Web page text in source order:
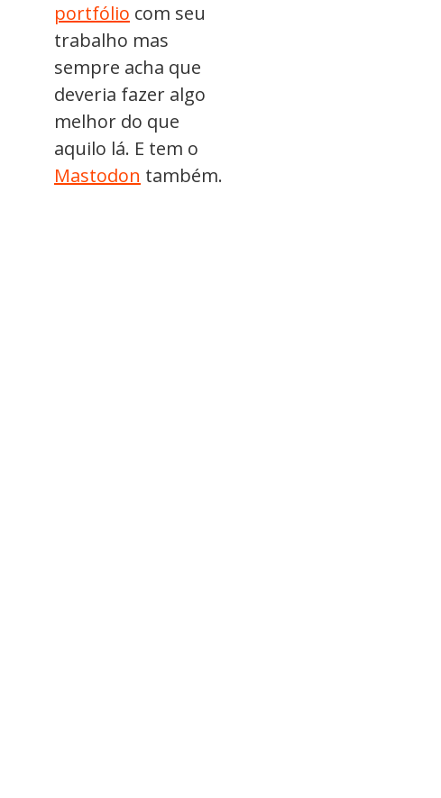
portfólio com seu
trabalho mas
sempre acha que
deveria fazer algo
melhor do que
aquilo lá. E tem o
Mastodon também.